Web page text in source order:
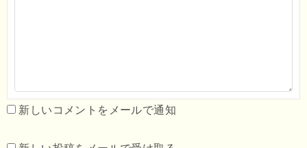
新しいコメントをメールで通知